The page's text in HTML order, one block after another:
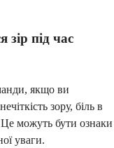
під час
якщо ви
зору, біль в
Це можуть бути ознаки
уваги.